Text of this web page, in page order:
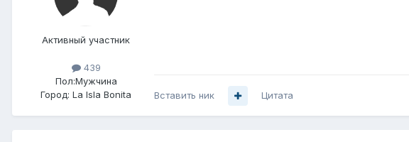
Активный участник
439
Пол:Мужчина
Город: La Isla Bonita Вставить ник Цитата